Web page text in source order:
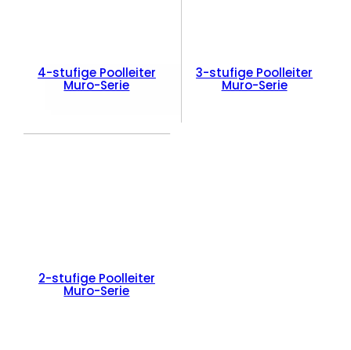
4-stufige Poolleiter
Muro-Serie
3-stufige Poolleiter
Muro-Serie
2-stufige Poolleiter
Muro-Serie